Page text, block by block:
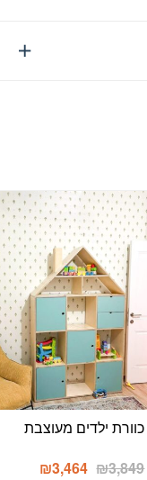
כוורת ילדים מעוצבת
₪3,849
₪3,464